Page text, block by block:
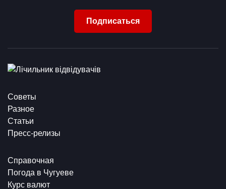
Подписаться
Советы
Разное
Статьи
Пресс-релизы
Справочная
Погода в Чугуеве
Курс валют